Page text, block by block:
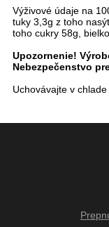
Výživové údaje na
tuky 3,3g z toho
toho cukry 58g,
Upozornenie!
Nebezpečenstvo
Uchovávajte v